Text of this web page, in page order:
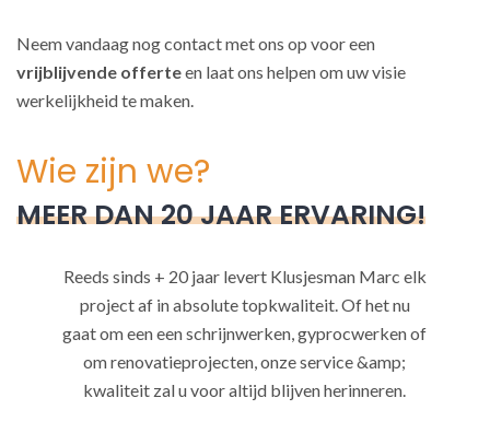
Neem vandaag nog contact met ons op voor een
vrijblijvende offerteen laat ons helpen om uw visie
werkelijkheid te maken.
Wie zijn we?
MEER DAN 20 JAAR ERVARING!
Reeds sinds + 20 jaar levert Klusjesman Marc elk
project af in absolute topkwaliteit. Of het nu
gaat om een een schrijnwerken, gyprocwerken of
om renovatieprojecten, onze service &amp;
kwaliteit zal u voor altijd blijven herinneren.